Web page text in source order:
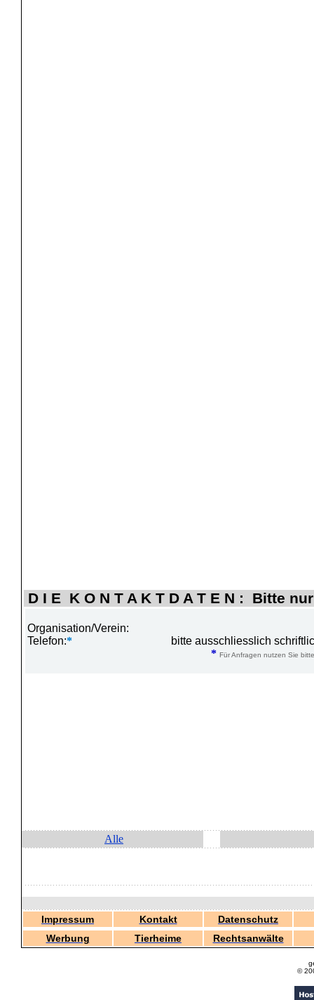
D I E K O N T A K T D A T E N : Bitte
Organisation/Verein:
Telefon:*
bitte ausschliesslich
* Für Anfragen nutzen Sie
Alle
Impressum Kontakt
Datenschutz
Werbung
Tierheime Rechtsanwälte
©